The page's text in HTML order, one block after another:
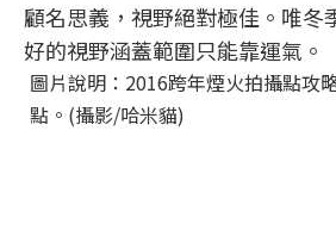
顧名思義，視野絕對極佳。唯冬
好的視野涵蓋範圍只能靠運氣。
圖片說明：2016跨年煙火拍攝點攻
點。(攝影/哈米貓)